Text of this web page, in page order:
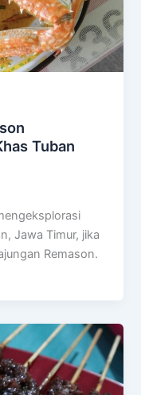
Tuban
Jawa Timur, jika
Remason.